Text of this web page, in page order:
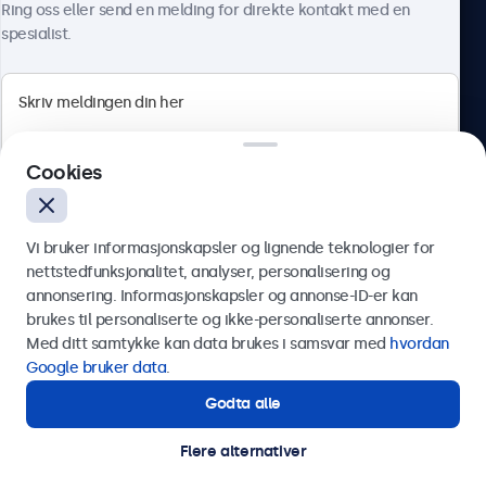
Norsk
© 2026 Beetronics
Ring oss eller send en melding for direkte kontakt med en
spesialist.
Send
Eller ring oss på
Kontakt våre spesialister.
Cookies
Vi bruker informasjonskapsler og lignende teknologier for
nettstedfunksjonalitet, analyser, personalisering og
annonsering. Informasjonskapsler og annonse-ID-er kan
brukes til personaliserte og ikke-personaliserte annonser.
Med ditt samtykke kan data brukes i samsvar med hvordan
Google bruker data.
Godta alle
Flere alternativer